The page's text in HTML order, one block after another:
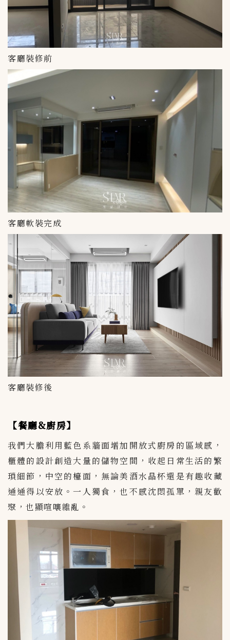
客廳裝修前
客廳軟裝完成
客廳裝修後
【餐廳&廚房】
我們大膽利用藍色系牆面增加開放式廚房的區域感，
櫃體的設計創造大量的儲物空間，收起日常生活的繁
瑣細節，中空的檯面，無論美酒水晶杯還是有趣收藏
通通得以安放。一人獨食，也不感沈悶孤單，親友歡
聚，也顯喧嚷雜亂。